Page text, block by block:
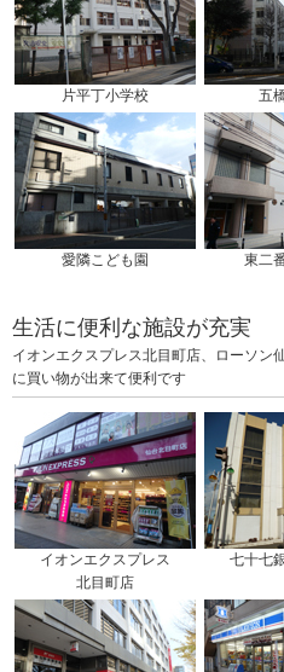
片平丁小学校 五
愛隣こども園 東二
生活に便利な施設が充実
イオンエクスプレス北目町店、ローソン
に買い物が出来て便利です
イオンエクスプレス
北目町店
七十七